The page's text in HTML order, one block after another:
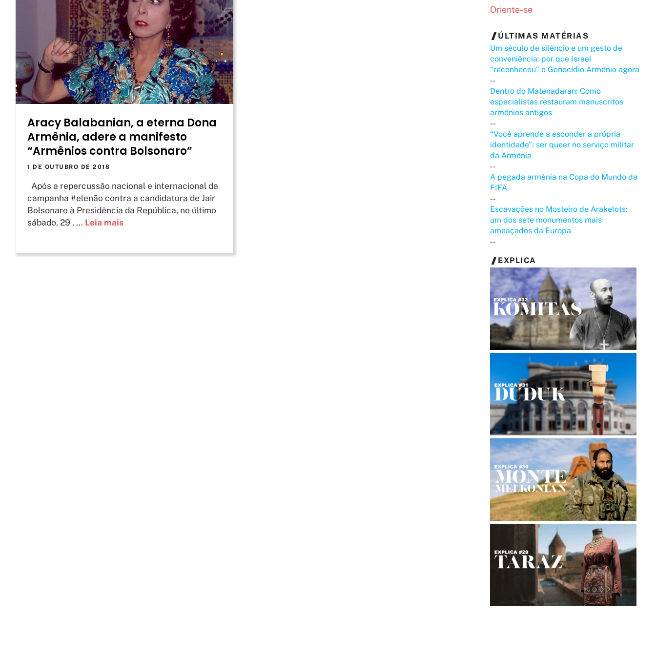
Aracy Balabanian, a eterna Dona
Armênia, adere a manifesto
“Armênios contra Bolsonaro”
1 DE OUTUBRO DE 2018
Após a repercussão nacional e internacional da
campanha #elenão contra a candidatura de Jair
Bolsonaro à Presidência da República, no último
sábado, 29 , ... Leia mais
Oriente-se
ÚLTIMAS MATÉRIAS
Um século de silêncio e um gesto de
conveniência: por que Israel
“reconheceu” o Genocídio Armênio agora
--
Dentro do Matenadaran: Como
especialistas restauram manuscritos
armênios antigos
--
“Você aprende a esconder a própria
identidade”: ser queer no serviço militar
da Armênia
--
A pegada armênia na Copa do Mundo da
FIFA
--
Escavações no Mosteiro de Arakelots:
um dos sete monumentos mais
ameaçados da Europa
--
EXPLICA